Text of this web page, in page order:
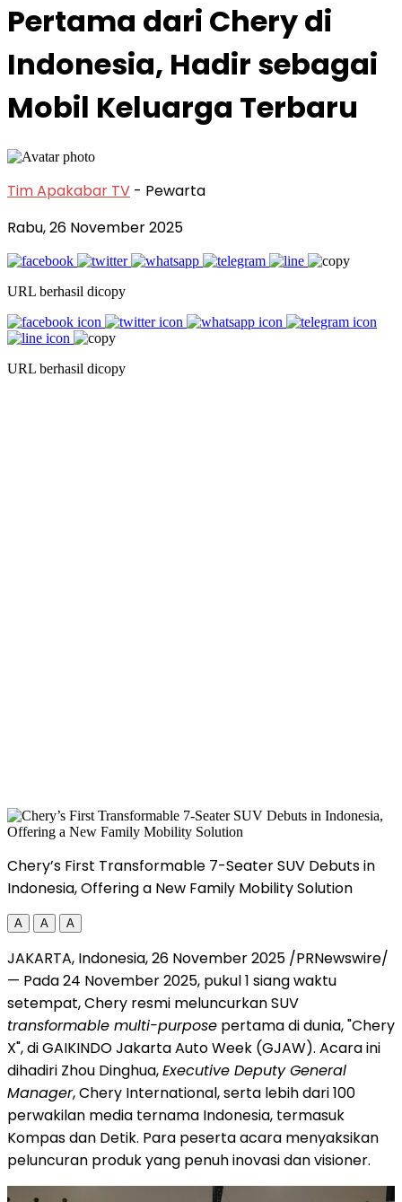
Pertama dari Chery di
Indonesia, Hadir sebagai
Mobil Keluarga Terbaru
Tim Apakabar TV - Pewarta
Rabu, 26 November 2025
URL berhasil dicopy
URL berhasil dicopy
Chery’s First Transformable 7-Seater SUV Debuts in
Indonesia, Offering a New Family Mobility Solution
A A A
JAKARTA, Indonesia,26 November 2025 /PRNewswire/
— Pada24 November 2025, pukul 1 siang waktu
setempat, Chery resmi meluncurkan SUV
transformable multi-purpose pertama di dunia, "Chery
X", di GAIKINDO Jakarta Auto Week (GJAW). Acara ini
dihadiri Zhou Dinghua,Executive Deputy General
Manager, Chery International, serta lebih dari 100
perwakilan media ternama Indonesia, termasuk
Kompas dan Detik. Para peserta acara menyaksikan
peluncuran produk yang penuh inovasi dan visioner.